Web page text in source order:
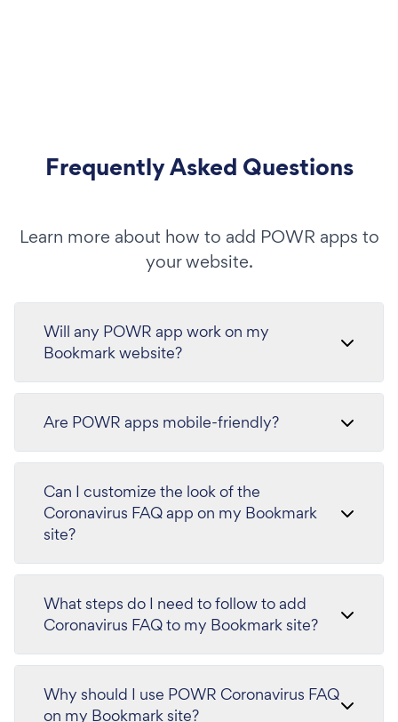
Frequently Asked Questions
Learn more about how to add POWR apps to
your website.
Will any POWR app work on my
Bookmark website?
Are POWR apps mobile-friendly?
Can I customize the look of the
Coronavirus FAQ app on my Bookmark
site?
What steps do I need to follow to add
Coronavirus FAQ to my Bookmark site?
Why should I use POWR Coronavirus FAQ
on my Bookmark site?